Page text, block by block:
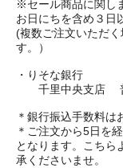
※セール商品に関し
お日にちを含め３日
(複数ご注文いただ
す。）
・りそな銀行
千里中央支店
＊銀行振込手数料は
＊ご注文から5日を
となります。こちら
承くださいませ。